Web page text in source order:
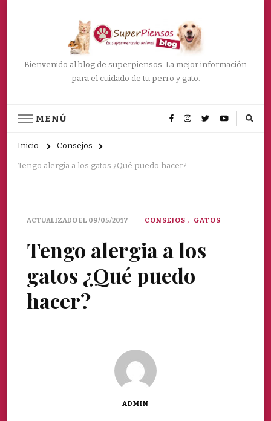
Bienvenido al blog de superpiensos. La mejor información
para el cuidado de tu perro y gato.
MENÚ
Inicio Consejos
Tengo alergia a los gatos ¿Qué puedo hacer?
ACTUALIZADO EL 09/05/2017 CONSEJOS GATOS
Tengo alergia a los
gatos ¿Qué puedo
hacer?
ADMIN